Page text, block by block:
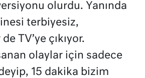
olurdu. Yanında
terbiyesiz,
TV’ye çıkıyor.
olaylar için sadece
deyip, 15 dakika bizim